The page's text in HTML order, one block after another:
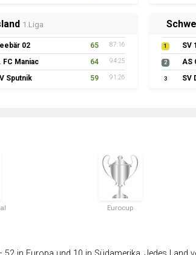
1.Liga
02 65 87:16
FC Maniac 64 94:25
Sputnik 59 91:26
1 SV
2 AS
3 SV
Eurocup